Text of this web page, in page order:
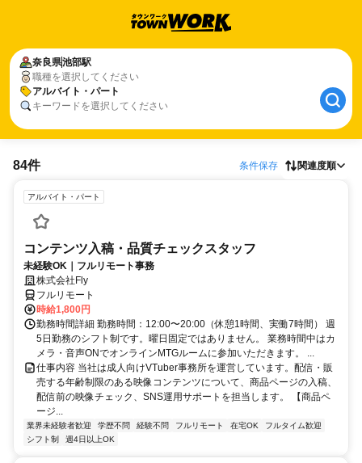
奈良県池部駅
職種を選択してください
アルバイト・パート
キーワードを選択してください
84件 条件保存 関連度順
アルバイト・パート
コンテンツ入稿・品質チェックスタッフ
未経験OK｜フルリモート事務
株式会社Fly
フルリモート
時給1,800円
勤務時間詳細 勤務時間：12:00〜20:00（休憩1時間、実働7時間） 週
5日勤務のシフト制です。曜日固定ではありません。 業務時間中はカ
メラ・音声ONでオンラインMTGルームに参加いただきます。 ...
仕事内容 当社は成人向けVTuber事務所を運営しています。配信・販
売する年齢制限のある映像コンテンツについて、商品ページの入稿、
配信前の映像チェック、SNS運用サポートを担当します。 【商品ペ
ージ...
業界未経験者歓迎 学歴不問 経験不問 フルリモート 在宅OK
フルタイム歓迎
シフト制
週4日以上OK